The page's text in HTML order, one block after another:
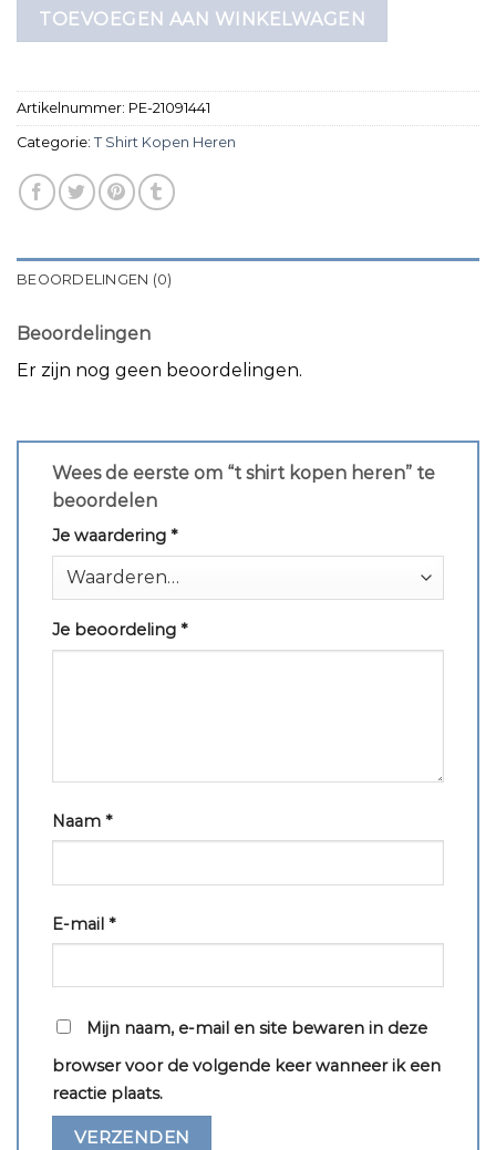
TOEVOEGEN AAN WINKELWAGEN
Artikelnummer: PE-21091441
Categorie: T Shirt Kopen Heren
BEOORDELINGEN (0)
Beoordelingen
Er zijn nog geen beoordelingen.
Wees de eerste om “t shirt kopen heren” te
beoordelen
Je waardering *
Je beoordeling *
Naam *
E-mail *
Mijn naam, e-mail en site bewaren in deze
browser voor de volgende keer wanneer ik een
reactie plaats.